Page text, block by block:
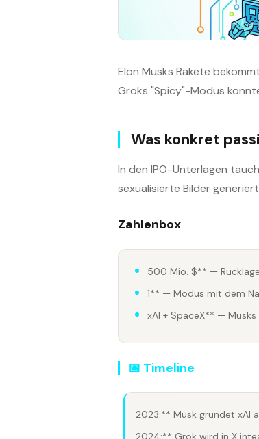
Elon Musks Rakete
Groks "Spicy"-Modus
Was konkret
In den IPO-Unterlagen
sexualisierte Bilder
Zahlenbox
500 Mio. $** —
1** — Modus mit dem
xAI + SpaceX** —
📅 Timeline
2023:** Musk gründet xAI
2024:** Grok wird in X